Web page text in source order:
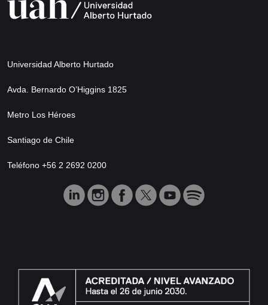
Universidad Alberto Hurtado
Avda. Bernardo O’Higgins 1825
Metro Los Héroes
Santiago de Chile
Teléfono +56 2 2692 0200